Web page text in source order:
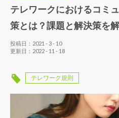
テレワークにおけるコミ
策とは？課題と解決策を
投稿日：2021 - 3 - 10
更新日：2022 - 11 - 18
テレワーク規則